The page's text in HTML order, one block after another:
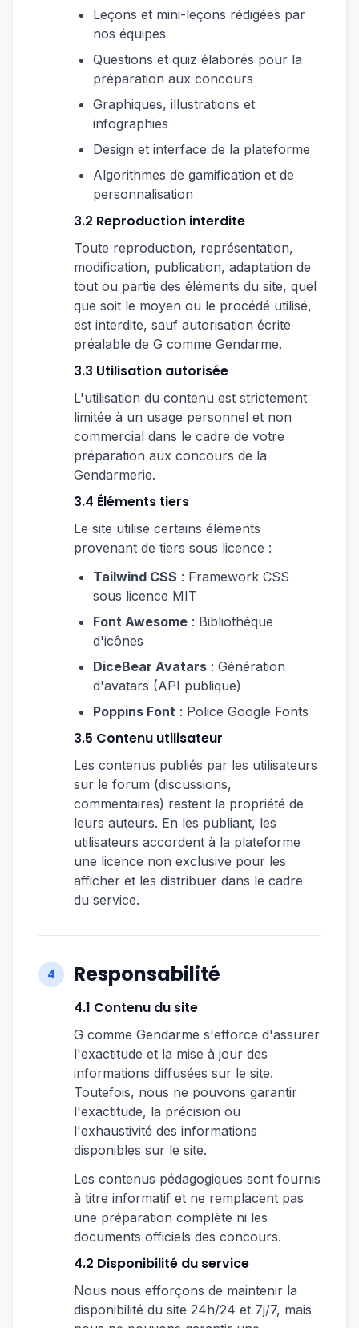
Leçons et mini-leçons rédigées par
nos équipes
Questions et quiz élaborés pour la
préparation aux concours
Graphiques, illustrations et
infographies
Design et interface de la plateforme
Algorithmes de gamification et de
personnalisation
3.2 Reproduction interdite
Toute reproduction, représentation,
modification, publication, adaptation de
tout ou partie des éléments du site, quel
que soit le moyen ou le procédé utilisé,
est interdite, sauf autorisation écrite
préalable de G comme Gendarme.
3.3 Utilisation autorisée
L'utilisation du contenu est strictement
limitée à un usage personnel et non
commercial dans le cadre de votre
préparation aux concours de la
Gendarmerie.
3.4 Éléments tiers
Le site utilise certains éléments
provenant de tiers sous licence :
Tailwind CSS : Framework CSS
sous licence MIT
Font Awesome : Bibliothèque
d'icônes
DiceBear Avatars : Génération
d'avatars (API publique)
Poppins Font : Police Google Fonts
3.5 Contenu utilisateur
Les contenus publiés par les utilisateurs
sur le forum (discussions,
commentaires) restent la propriété de
leurs auteurs. En les publiant, les
utilisateurs accordent à la plateforme
une licence non exclusive pour les
afficher et les distribuer dans le cadre
du service.
4 Responsabilité
4.1 Contenu du site
G comme Gendarme s'efforce d'assurer
l'exactitude et la mise à jour des
informations diffusées sur le site.
Toutefois, nous ne pouvons garantir
l'exactitude, la précision ou
l'exhaustivité des informations
disponibles sur le site.
Les contenus pédagogiques sont fournis
à titre informatif et ne remplacent pas
une préparation complète ni les
documents officiels des concours.
4.2 Disponibilité du service
Nous nous efforçons de maintenir la
disponibilité du site 24h/24 et 7j/7, mais